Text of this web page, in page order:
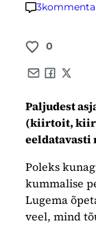
3
0
Paljudest
(kiirtoit,
eeldatavasti
Poleks
kummalise
Lugema
veel, mind